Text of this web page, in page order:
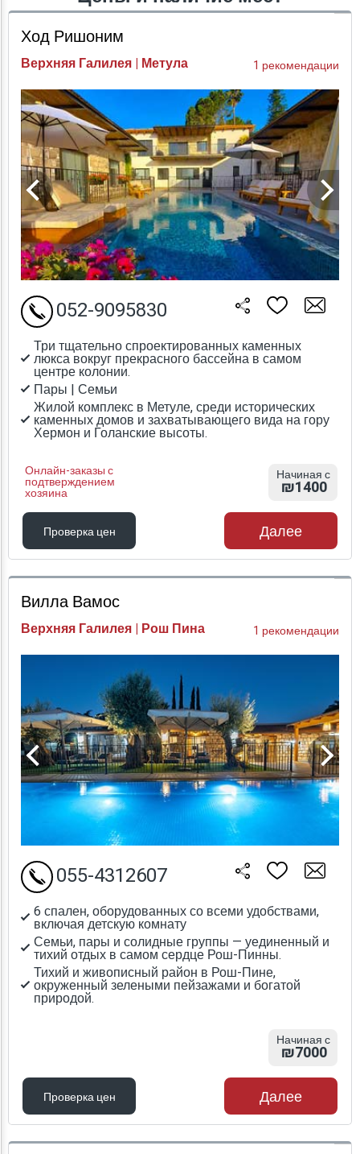
Ход Ришоним
Верхняя Галилея | Метула 1 рекомендации
Три тщательно спроектированных каменных
люкса вокруг прекрасного бассейна в самом
центре колонии.
Пары | Семьи
Жилой комплекс в Метуле, среди исторических
каменных домов и захватывающего вида на гору
Хермон и Голанские высоты.
Онлайн-заказы с
подтверждением
хозяина
052-9095830
Начиная с
₪1400
Проверка цен
Проверка цен
Далее
Вилла Вамос
Верхняя Галилея | Рош Пина 1 рекомендации
6 спален, оборудованных со всеми удобствами,
включая детскую комнату
Семьи, пары и солидные группы — уединенный и
тихий отдых в самом сердце Рош-Пинны.
Тихий и живописный район в Рош-Пине,
окруженный зелеными пейзажами и богатой
природой.
055-4312607
Начиная с
₪7000
Проверка цен
Проверка цен
Далее